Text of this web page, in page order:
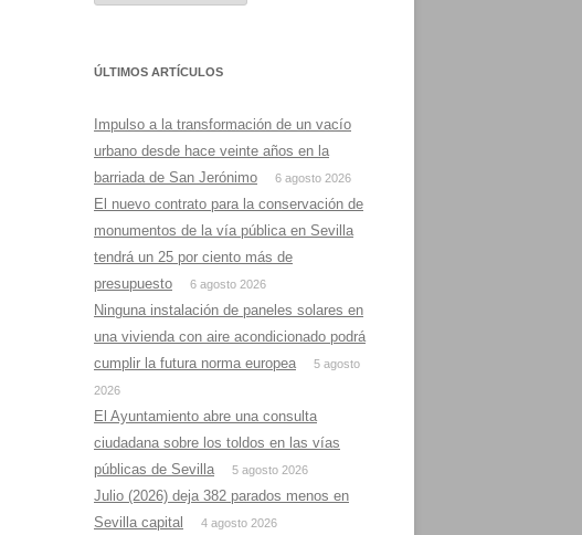
ÚLTIMOS ARTÍCULOS
Impulso a la transformación de un vacío
urbano desde hace veinte años en la
barriada de San Jerónimo
6 agosto 2026
El nuevo contrato para la conservación de
monumentos de la vía pública en Sevilla
tendrá un 25 por ciento más de
presupuesto
6 agosto 2026
Ninguna instalación de paneles solares en
una vivienda con aire acondicionado podrá
cumplir la futura norma europea
5 agosto
2026
El Ayuntamiento abre una consulta
ciudadana sobre los toldos en las vías
públicas de Sevilla
5 agosto 2026
Julio (2026) deja 382 parados menos en
Sevilla capital
4 agosto 2026